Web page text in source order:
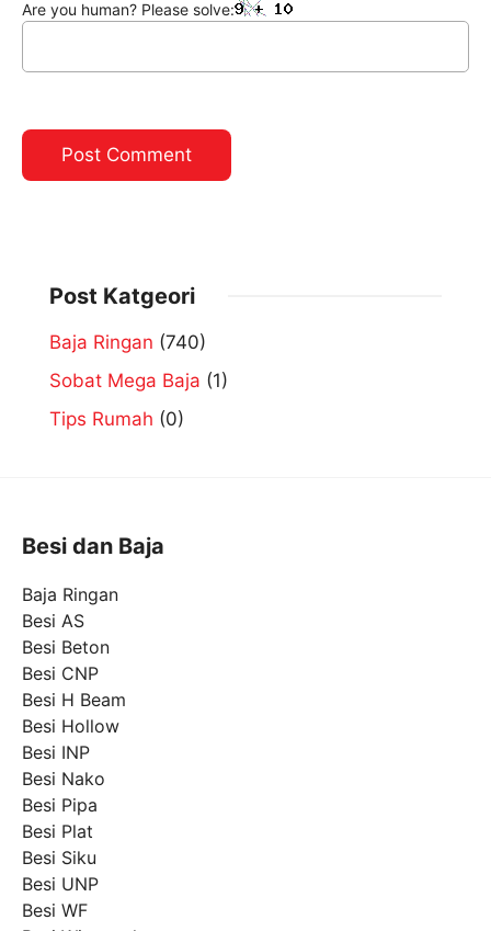
Are you human? Please solve:
Post Katgeori
Baja Ringan (740)
Sobat Mega Baja (1)
Tips Rumah (0)
Besi dan Baja
Baja Ringan
Besi AS
Besi Beton
Besi CNP
Besi H Beam
Besi Hollow
Besi INP
Besi Nako
Besi Pipa
Besi Plat
Besi Siku
Besi UNP
Besi WF